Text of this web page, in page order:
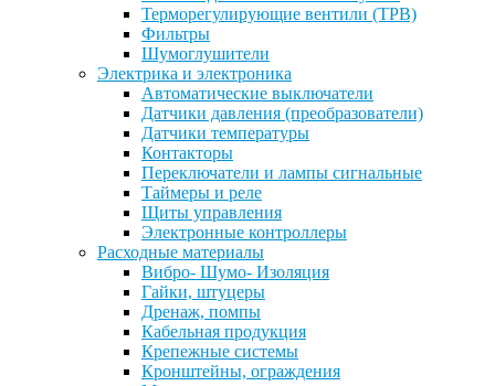
Терморегулирующие вентили (ТРВ)
Фильтры
Шумоглушители
Электрика и электроника
Автоматические выключатели
Датчики давления (преобразователи)
Датчики температуры
Контакторы
Переключатели и лампы сигнальные
Таймеры и реле
Щиты управления
Электронные контроллеры
Расходные материалы
Вибро- Шумо- Изоляция
Гайки, штуцеры
Дренаж, помпы
Кабельная продукция
Крепежные системы
Кронштейны, ограждения